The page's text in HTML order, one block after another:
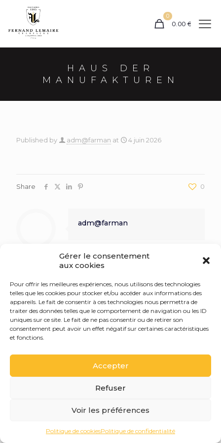
Gérer le consentement
aux cookies
Pour offrir les meilleures expériences, nous utilisons des technologies
telles que les cookies pour stocker et/ou accéder aux informations des
appareils. Le fait de consentir à ces technologies nous permettra de
traiter des données telles que le comportement de navigation ou les ID
uniques sur ce site. Le fait de ne pas consentir ou de retirer son
consentement peut avoir un effet négatif sur certaines caractéristiques
et fonctions.
Accepter
Refuser
Voir les préférences
Politique de cookiesPolitique de confidentialité
0
0.00 €
HAUS DER
MANUFAKTUREN
Published by adm@farman at 4 juin 2026
Share 0
adm@farman